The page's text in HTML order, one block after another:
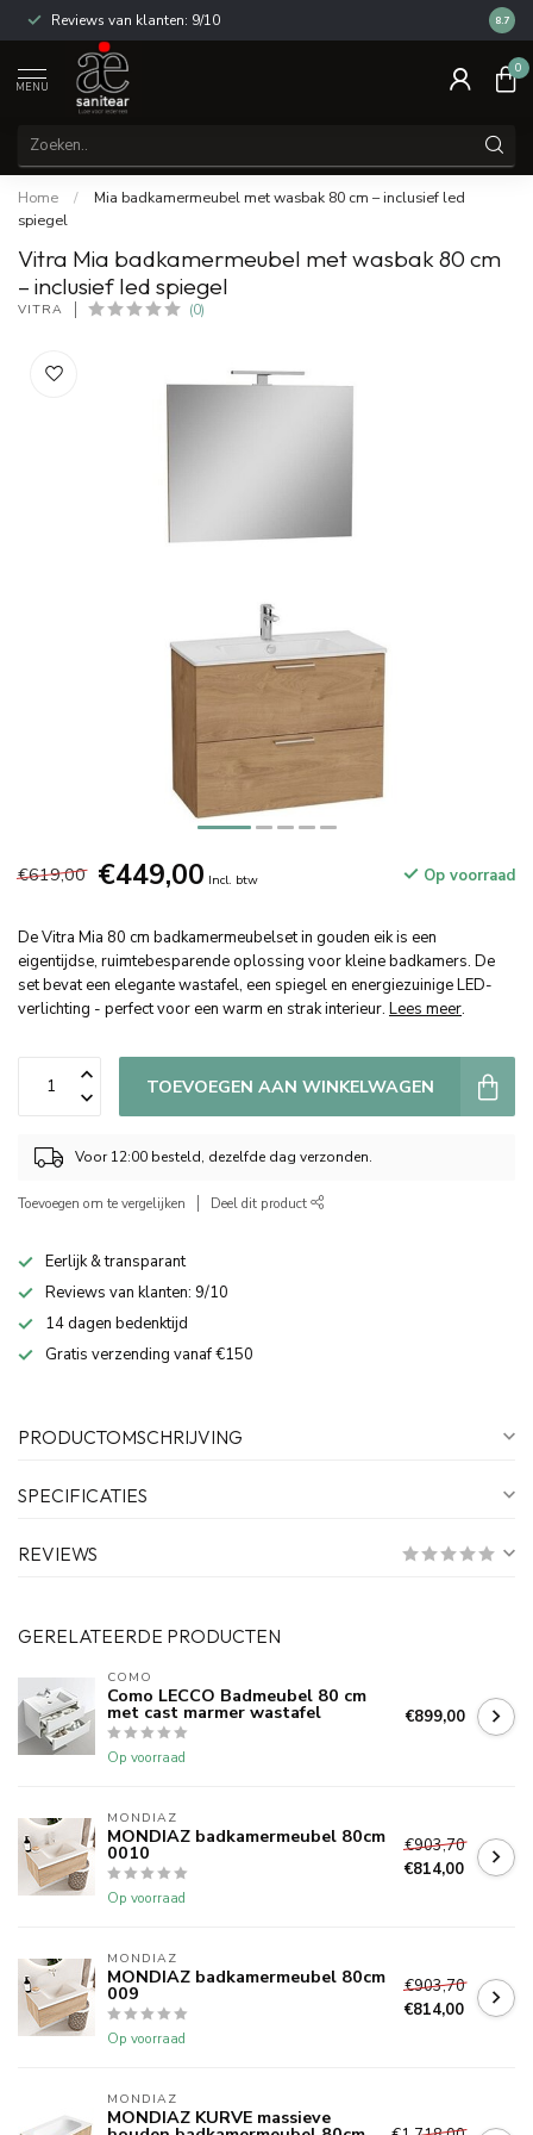
Reviews van klanten: 9/10 14
8.7
MENU
0
Home /
Mia badkamermeubel met wasbak 80 cm – inclusief led
spiegel
Vitra Mia badkamermeubel met wasbak 80 cm
– inclusief led spiegel
VITRA (0)
€619,00 €449,00 Incl. btw Op voorraad
De Vitra Mia 80 cm badkamermeubelset in gouden eik is een
eigentijdse, ruimtebesparende oplossing voor kleine badkamers. De
set bevat een elegante wastafel, een spiegel en energiezuinige LED-
verlichting - perfect voor een warm en strak interieur. Lees meer.
TOEVOEGEN AAN WINKELWAGEN
Voor 12:00 besteld, dezelfde dag verzonden.
Toevoegen om te vergelijken Deel dit product
Eerlijk & transparant
Reviews van klanten: 9/10
14 dagen bedenktijd
Gratis verzending vanaf €150
PRODUCTOMSCHRIJVING
SPECIFICATIES
REVIEWS
GERELATEERDE PRODUCTEN
COMO
Como LECCO Badmeubel 80 cm
met cast marmer wastafel
Op voorraad
€899,00
MONDIAZ
MONDIAZ badkamermeubel 80cm
0010
Op voorraad
€903,70
€814,00
MONDIAZ
MONDIAZ badkamermeubel 80cm
009
Op voorraad
€903,70
€814,00
MONDIAZ
MONDIAZ KURVE massieve